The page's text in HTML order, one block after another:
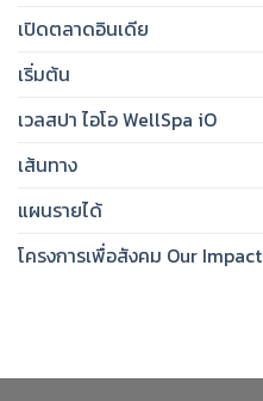
เปิดตลาดอินเดีย
เริ่มต้น
เวลสปา ไอโอ WellSpa iO
เส้นทาง
แผนรายได้
โครงการเพื่อสังคม Our Impact